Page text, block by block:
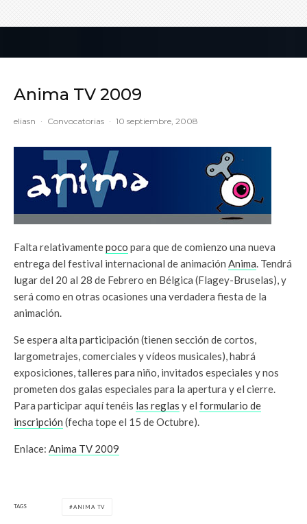
Anima TV 2009
eliasn · Convocatorias · 10 septiembre, 2008
Falta relativamentepoco para que de comienzo una nueva
entrega del festival internacional de animación Anima. Tendrá
lugar del 20 al 28 de Febrero en Bélgica (Flagey-Bruselas), y
será como en otras ocasiones una verdadera fiesta de la
animación.
Se espera alta participación (tienen sección de cortos,
largometrajes, comerciales y vídeos musicales), habrá
exposiciones, talleres para niño, invitados especiales y nos
prometen dos galas especiales para la apertura y el cierre.
Para participar aquí tenéis las reglas y el formulario de
inscripción (fecha tope el 15 de Octubre).
Enlace: Anima TV 2009
TAGS ANIMA TV